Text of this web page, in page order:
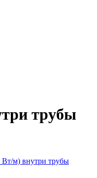
трубы